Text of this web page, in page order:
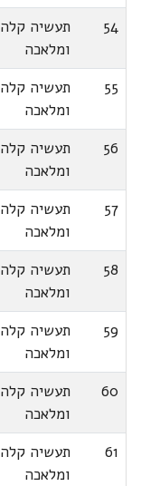
54
תעשיה קלה
ומלאכה
55
תעשיה קלה
ומלאכה
56
תעשיה קלה
ומלאכה
57
תעשיה קלה
ומלאכה
58
תעשיה קלה
ומלאכה
59
תעשיה קלה
ומלאכה
60
תעשיה קלה
ומלאכה
61
תעשיה קלה
ומלאכה